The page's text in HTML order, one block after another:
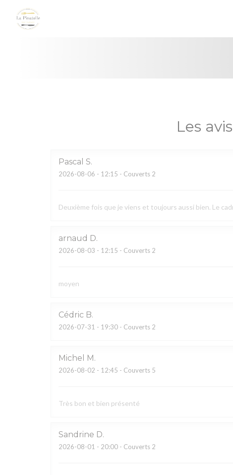
Personnalisation de vos choix en matière de cookies
Les
Pascal S
2026-08-06 - 12:15 - Couverts 2
Deuxième fois que je viens et toujours aussi bien. Le
arnaud D
2026-08-03 - 12:15 - Couverts 2
moyen
Cédric B
2026-07-31 - 19:30 - Couverts 2
Michel M
2026-08-02 - 12:45 - Couverts 5
Très bon et bien présenté
Sandrine D
2026-08-01 - 20:00 - Couverts 2